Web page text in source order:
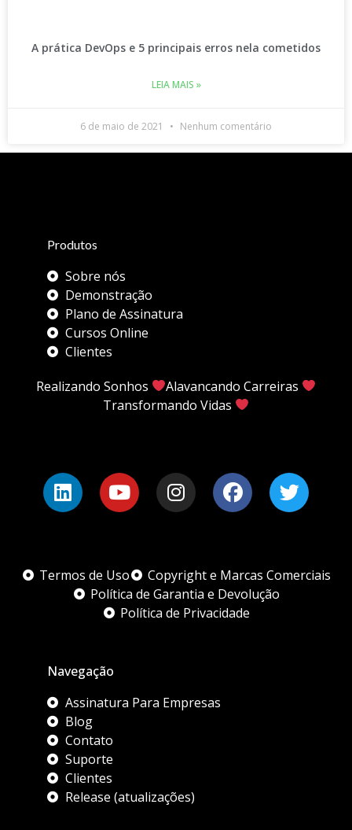
A prática DevOps e 5 principais erros nela cometidos
LEIA MAIS »
6 de maio de 2021 Nenhum comentário
Produtos
Sobre nós
Demonstração
Plano de Assinatura
Cursos Online
Clientes
Realizando Sonhos
Alavancando Carreiras
Transformando Vidas
Termos de Uso
Copyright e Marcas Comerciais
Política de Garantia e Devolução
Política de Privacidade
Navegação
Assinatura Para Empresas
Blog
Contato
Suporte
Clientes
Release (atualizações)